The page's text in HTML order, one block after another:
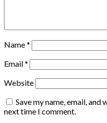
Name*
Email*
Website
Save my name, email,
next time I comment.